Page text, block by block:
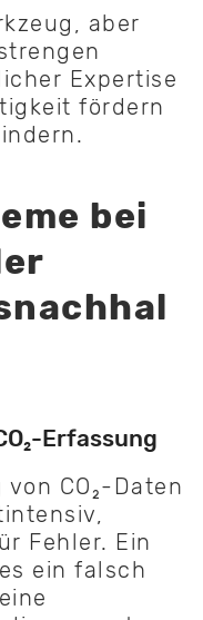
aber
Expertise
fördern
bei
Erfassung
CO₂-Daten
Fehler. Ein
ein falsch